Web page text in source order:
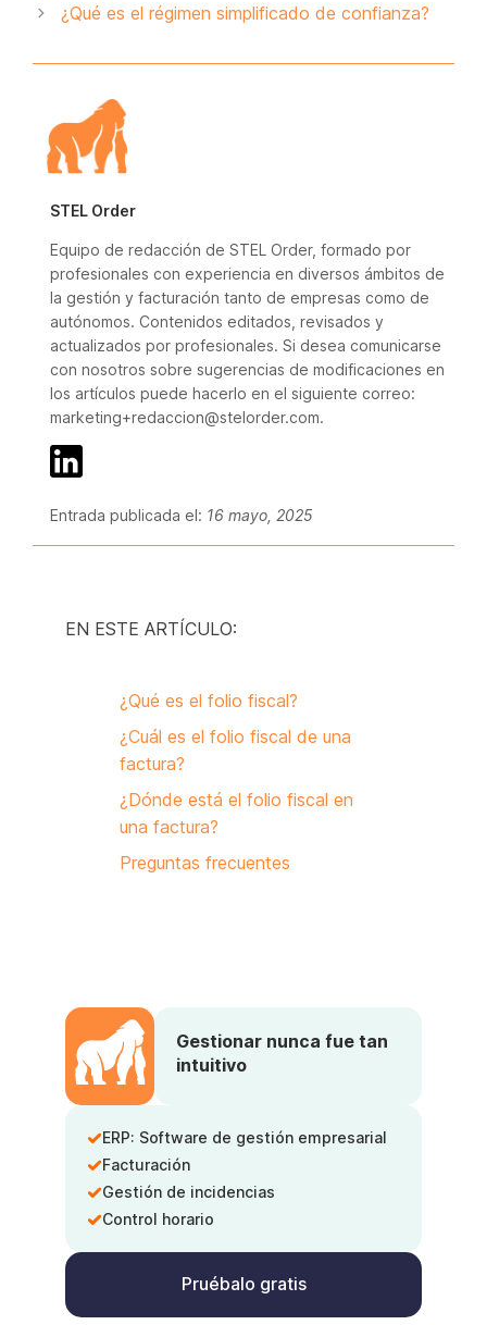
¿Qué es el régimen simplificado de confianza?
STEL Order
Equipo de redacción de STEL Order, formado por
profesionales con experiencia en diversos ámbitos de
la gestión y facturación tanto de empresas como de
autónomos. Contenidos editados, revisados y
actualizados por profesionales. Si desea comunicarse
con nosotros sobre sugerencias de modificaciones en
los artículos puede hacerlo en el siguiente correo:
marketing+redaccion@stelorder.com.
Entrada publicada el: 16 mayo, 2025
EN ESTE ARTÍCULO:
¿Qué es el folio fiscal?
¿Cuál es el folio fiscal de una
factura?
¿Dónde está el folio fiscal en
una factura?
Preguntas frecuentes
Gestionar nunca fue tan
intuitivo
ERP: Software de gestión empresarial
Facturación
Gestión de incidencias
Control horario
Pruébalo gratis